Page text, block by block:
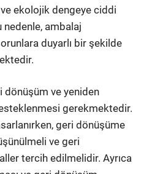
ekolojik dengeye ciddi
ambalaj
duyarlı bir şekilde
dönüşüm ve yeniden
gerekmektedir.
geri dönüşüme
ve geri
tercih edilmelidir. Ayrıca